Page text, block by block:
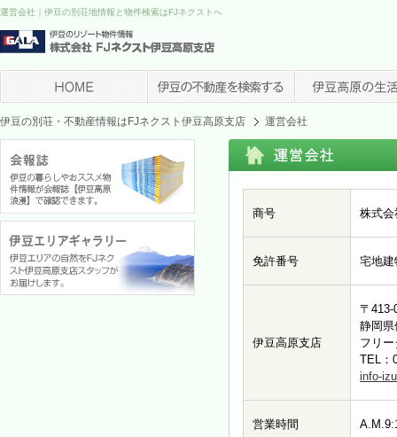
運営会社｜伊豆の別荘地情報と物件検索はFJネクストへ
伊豆の別荘・不動産情報はFJネクスト伊豆高原支店 運営会社
商号 株式会
免許番号 宅地
伊豆高原支店
〒413-
静岡県
フリ
TEL：
info-
営業時間